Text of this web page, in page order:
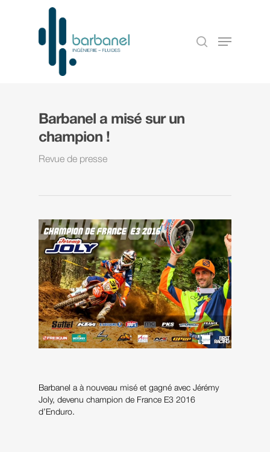
Barbanel a misé sur un
champion !
Revue de presse
Barbanel a à nouveau misé et gagné avec Jérémy
Joly, devenu champion de France E3 2016
d’Enduro.